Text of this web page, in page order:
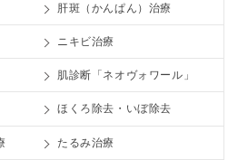
肝斑（かんぱん）治療
ニキビ治療
肌診断「ネオヴォワール」
ほくろ除去・いぼ除去
たるみ治療